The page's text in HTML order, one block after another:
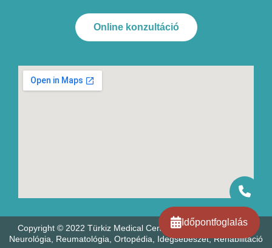
Online konzultáció
Copyright © 2022 Türkiz Medical Center Kft. - Endokrinológia,
Neurológia, Reumatológia, Ortopédia, Idegsebészet, Rehabilitáció
Időpontfoglalás